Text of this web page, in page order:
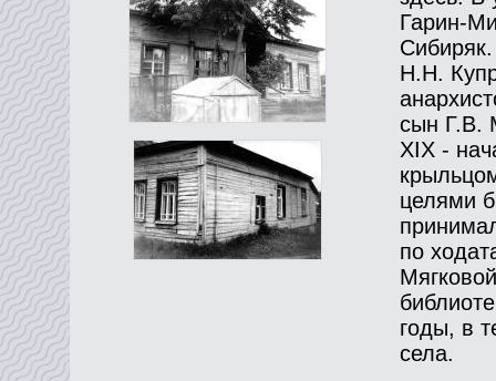
Гарин-
Н.Н.
сын Г.В.
ХIХ -
целями
по
годы, в
села.